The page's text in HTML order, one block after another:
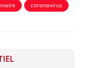
coronavirus